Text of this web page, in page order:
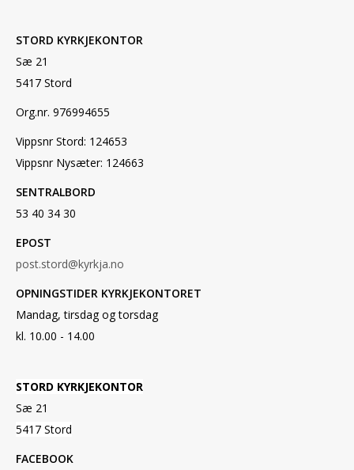
STORD KYRKJEKONTOR
Sæ 21
5417 Stord
Org.nr. 976994655
Vippsnr Stord: 124653
Vippsnr Nysæter: 124663
SENTRALBORD
53 40 34 30
EPOST
post.stord@kyrkja.no
OPNINGSTIDER KYRKJEKONTORET
Mandag, tirsdag og torsdag
kl. 10.00 - 14.00
STORD KYRKJEKONTOR
Sæ 21
5417 Stord
FACEBOOK